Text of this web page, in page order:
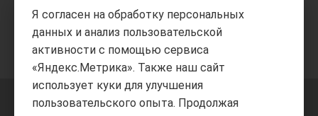
Я согласен на обработку персональных
данных и анализ пользовательской
активности с помощью сервиса
«Яндекс.Метрика». Также наш сайт
использует куки для улучшения
пользовательского опыта. Продолжая